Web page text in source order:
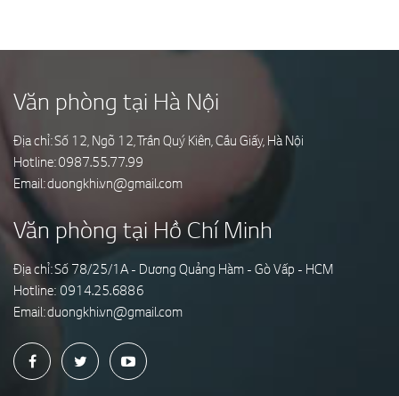
Văn phòng tại Hà Nội
Địa chỉ: Số 12, Ngõ 12, Trần Quý Kiên, Cầu Giấy, Hà Nội
Hotline:0987.55.77.99
Email:duongkhi.vn@gmail.com
Văn phòng tại Hồ Chí Minh
Địa chỉ: Số 78/25/1A - Dương Quảng Hàm - Gò Vấp - HCM
Hotline: 0914.25.6886
Email:duongkhi.vn@gmail.com